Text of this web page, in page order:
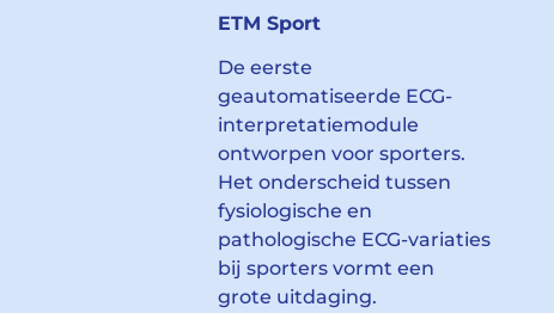
ETM Sport
De eerste
geautomatiseerde ECG-
interpretatiemodule
ontworpen voor sporters.
Het onderscheid tussen
fysiologische en
pathologische ECG-variaties
bij sporters vormt een
grote uitdaging.